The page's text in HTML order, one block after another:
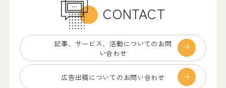
CONTACT
記事、サービス、 活動についてのお問
い合わせ
広告出稿についての お問い合わせ